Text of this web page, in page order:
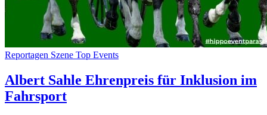
Reportagen Szene Top Events
Albert Sahle Ehrenpreis für Inklusion im
Fahrsport